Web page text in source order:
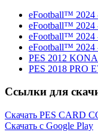
eFootball™
eFootball™
eFootball™
eFootball™
PES 2012
PES 2018 PRO
Ссылки для
Скачать PES CARD
Скачать с Google Play